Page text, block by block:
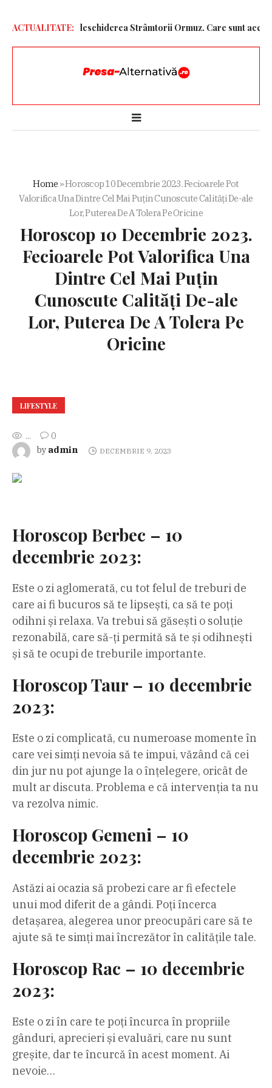
ACTUALITATE:
pentru redeschiderea Strâmtorii Ormuz. Care sunt acestea
Home »Horoscop 10 Decembrie 2023. Fecioarele Pot
Valorifica Una Dintre Cel Mai Puțin Cunoscute Calități De-ale
Lor, Puterea De A Tolera Pe Oricine
Horoscop 10 Decembrie 2023.
Fecioarele Pot Valorifica Una
Dintre Cel Mai Puțin
Cunoscute Calități De-ale
Lor, Puterea De A Tolera Pe
Oricine
LIFESTYLE
...
0
by admin DECEMBRIE 9, 2023
Horoscop Berbec – 10
decembrie 2023:
Este o zi aglomerată, cu tot felul de treburi de
care ai fi bucuros să te lipsești, ca să te poți
odihni și relaxa. Va trebui să găsești o soluție
rezonabilă, care să-ți permită să te și odihnești
și să te ocupi de treburile importante.
Horoscop Taur – 10 decembrie
2023:
Este o zi complicată, cu numeroase momente în
care vei simți nevoia să te impui, văzând că cei
din jur nu pot ajunge la o înțelegere, oricât de
mult ar discuta. Problema e că intervenția ta nu
va rezolva nimic.
Horoscop Gemeni – 10
decembrie 2023:
Astăzi ai ocazia să probezi care ar fi efectele
unui mod diferit de a gândi. Poți încerca
detașarea, alegerea unor preocupări care să te
ajute să te simți mai încrezător în calitățile tale.
Horoscop Rac – 10 decembrie
2023:
Este o zi în care te poți încurca în propriile
gânduri, aprecieri și evaluări, care nu sunt
greșite, dar te încurcă în acest moment. Ai
nevoie…